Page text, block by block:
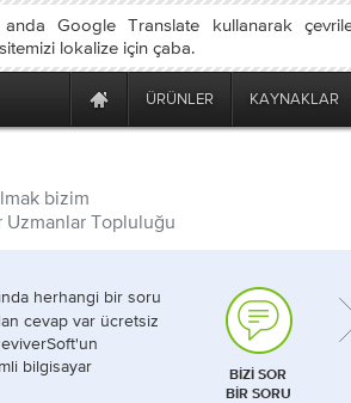
Google Translate kullanarak
lokalize için çaba.
ÜRÜNLER KAYNAKLAR
bizim
Uzmanlar Topluluğu
herhangi bir soru
cevap var ücretsiz
bilgisayar
BIZI SOR
BIR SORU